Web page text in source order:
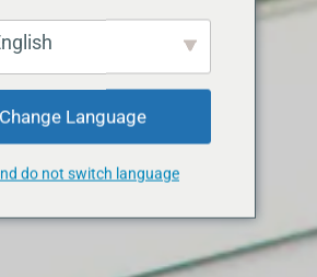
Change Language
do not switch language